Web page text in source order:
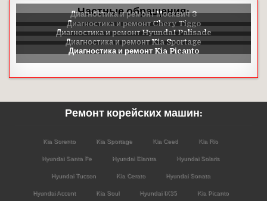
Частные обращения:
Ремонт корейских машин:
Kia Sorento Kia Sportage Kia Ceed Kia Rio
Hyundai Santa Fe Hyundai Elantra Hyundai Solaris
Hyundai Tucson Kia Cerato Hyundai Sonata
Hyundai Accent Kia Soul Hyundai IX35 Kia Picanto